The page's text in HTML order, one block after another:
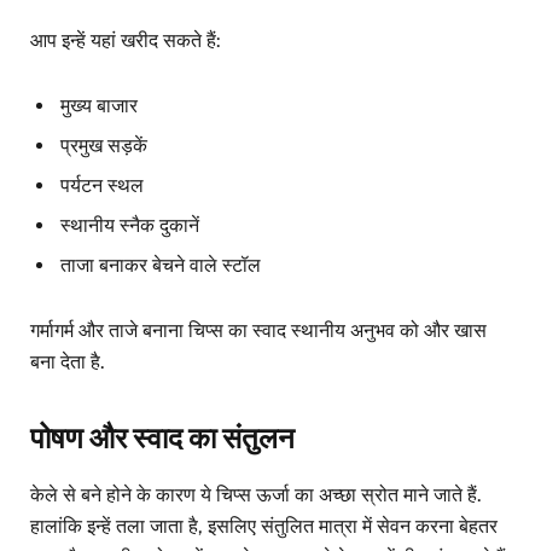
आप इन्हें यहां खरीद सकते हैं:
मुख्य बाजार
प्रमुख सड़कें
पर्यटन स्थल
स्थानीय स्नैक दुकानें
ताजा बनाकर बेचने वाले स्टॉल
गर्मागर्म और ताजे बनाना चिप्स का स्वाद स्थानीय अनुभव को और खास
बना देता है.
पोषण और स्वाद का संतुलन
केले से बने होने के कारण ये चिप्स ऊर्जा का अच्छा स्रोत माने जाते हैं.
हालांकि इन्हें तला जाता है, इसलिए संतुलित मात्रा में सेवन करना बेहतर